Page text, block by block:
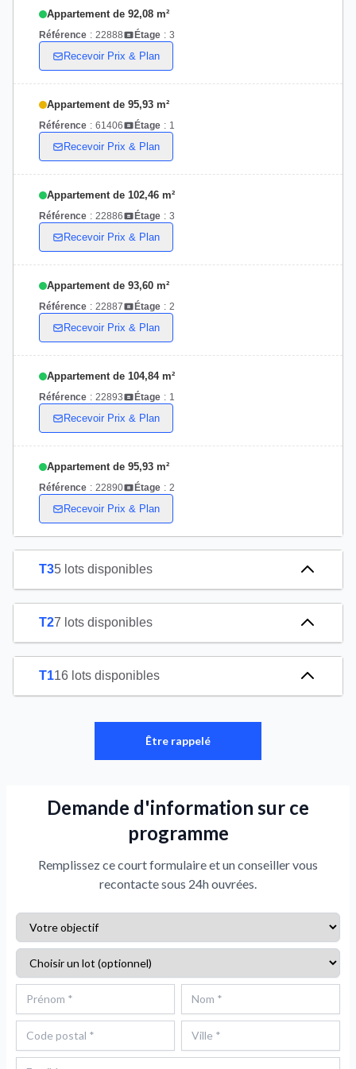
Appartement de 92,08 m²
Référence : 22888 Étage : 3
Recevoir Prix & Plan
Appartement de 95,93 m²
Référence : 61406 Étage : 1
Recevoir Prix & Plan
Appartement de 102,46 m²
Référence : 22886 Étage : 3
Recevoir Prix & Plan
Appartement de 93,60 m²
Référence : 22887 Étage : 2
Recevoir Prix & Plan
Appartement de 104,84 m²
Référence : 22893 Étage : 1
Recevoir Prix & Plan
Appartement de 95,93 m²
Référence : 22890 Étage : 2
Recevoir Prix & Plan
T35 lots disponibles
T27 lots disponibles
T116 lots disponibles
Être rappelé
Demande d'information sur ce
programme
Remplissez ce court formulaire et un conseiller vous
recontacte sous 24h ouvrées.